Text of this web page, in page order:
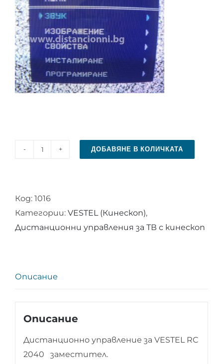
количество
управление
за
VESTEL
ДОБАВЯНЕ В КОЛИЧКАТА
Код: 1016
Категории: VESTEL (Кинескоп),
Дистанционни управления за ТВ с кинескоп
Описание
Описание
Дистанционно управление за VESTEL RC
2040 заместител.